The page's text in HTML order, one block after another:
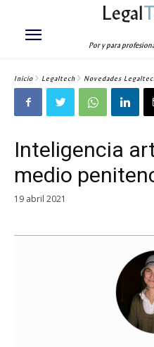
Legal
Por y para
Inicio Legaltech Novedades
Inteligencia
medio
19 abril 2021